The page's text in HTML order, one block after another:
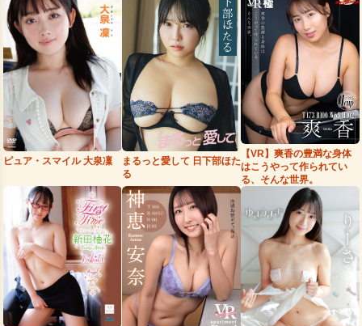
ピュア・スマイル 大泉凜
まるっと愛して 日下部ほた
る
【VR】爽香の豊満な身体
はこうやって作られてい
る、そんな世界。